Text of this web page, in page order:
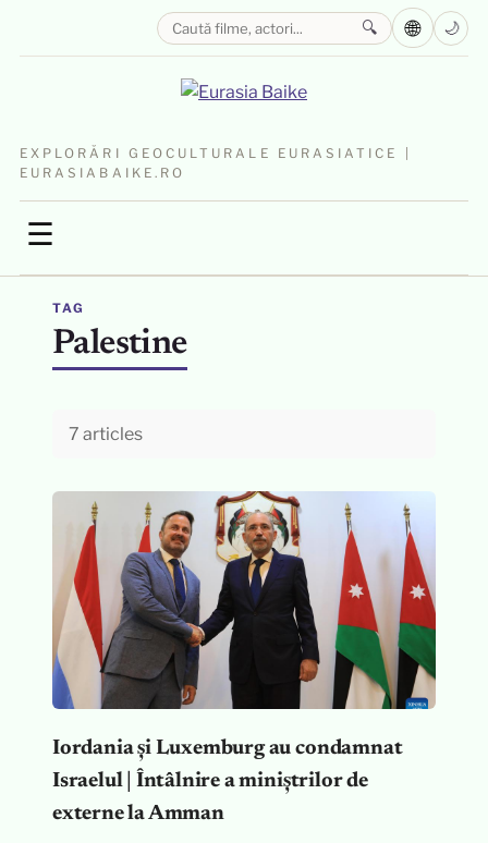
EXPLORĂRI GEOCULTURALE EURASIATICE |
EURASIABAIKE.RO
☰
🔍 🌐 🌙
TAG
Palestine
7 articles
Iordania și Luxemburg au condamnat
Israelul | Întâlnire a miniștrilor de
externe la Amman